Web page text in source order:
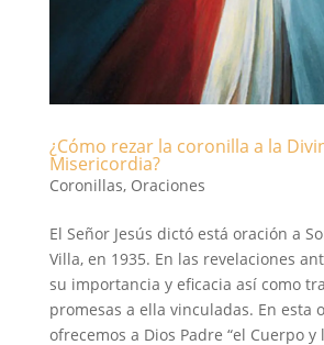
¿Cómo rezar la coronilla a la
Misericordia?
Coronillas, Oraciones
El Señor Jesús dictó está oración a
Villa, en 1935. En las revelaciones
su importancia y eficacia así como
promesas a ella vinculadas. En esta
ofrecemos a Dios Padre “el Cuerpo y